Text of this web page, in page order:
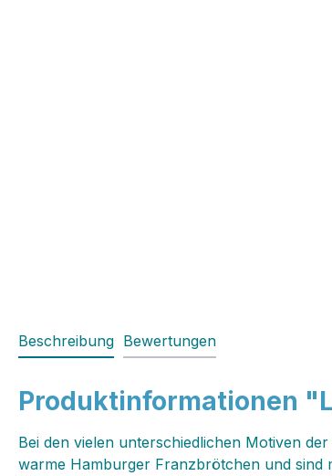
Beschreibung Bewertungen
Produktinformationen
Bei den vielen unterschiedlichen Motiven
warme Hamburger Franzbrötchen und sind